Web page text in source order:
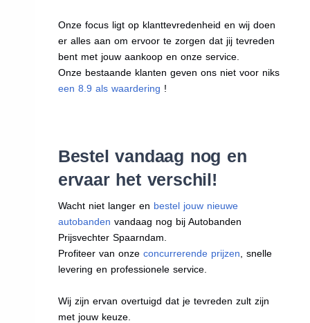
Onze focus ligt op klanttevredenheid en wij doen
er alles aan om ervoor te zorgen dat jij tevreden
bent met jouw aankoop en onze service.
Onze bestaande klanten geven ons niet voor niks
een 8.9 als waardering !
Bestel vandaag nog en
ervaar het verschil!
Wacht niet langer en bestel jouw nieuwe
autobanden vandaag nog bij Autobanden
Prijsvechter Spaarndam.
Profiteer van onze concurrerende prijzen , snelle
levering en professionele service.
Wij zijn ervan overtuigd dat je tevreden zult zijn
met jouw keuze.